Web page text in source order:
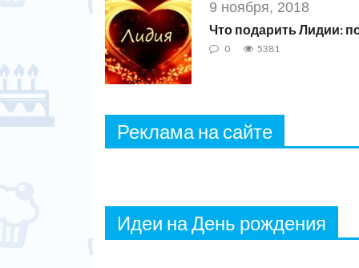
9 ноября, 2018
Что подарить Лидии:
0 5381
Реклама на сайте
Идеи на День рождения